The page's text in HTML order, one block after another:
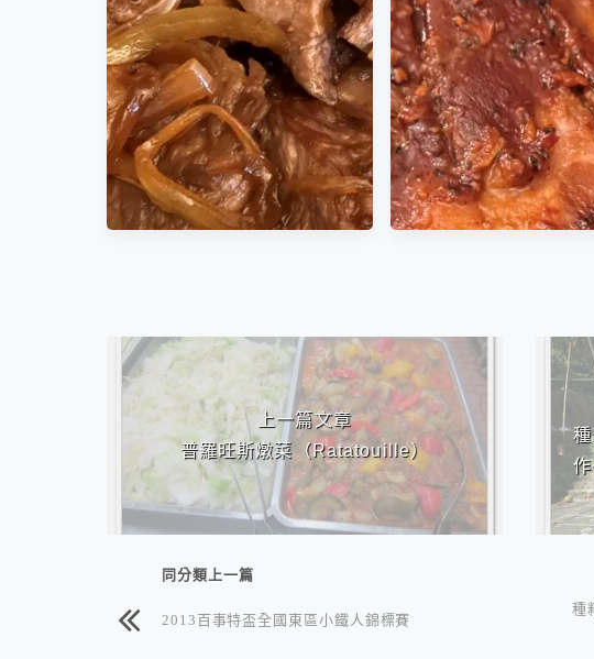
主廚創作的食譜)
麵包表皮在二次烘烤後
為酥脆的口感？
牛小排丼飯
低溫慢烤豬肋排 蘋果醋
肉醬(BBQ醬)
相連文章
上一篇文章
普羅旺斯燉菜（Ratatouille）
同分類上一篇
2013百事特盃全國東區小鐵人錦標賽
種